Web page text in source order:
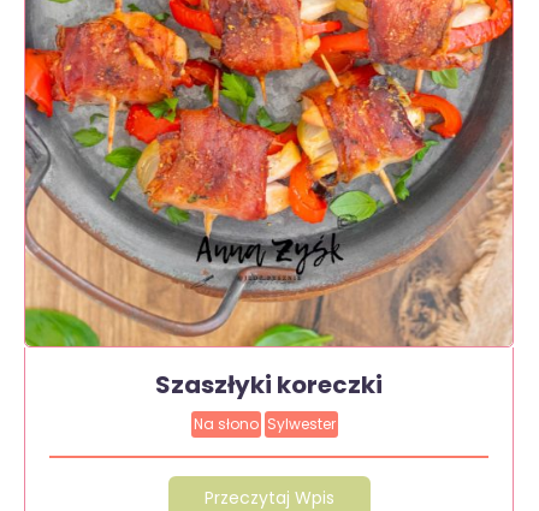
Szaszłyki koreczki
Na słono Sylwester
Przeczytaj Wpis